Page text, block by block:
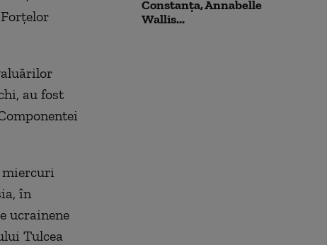
au fost
miercuri
în
ucrainene
Tulcea
Constanța, Annabelle
Wallis...